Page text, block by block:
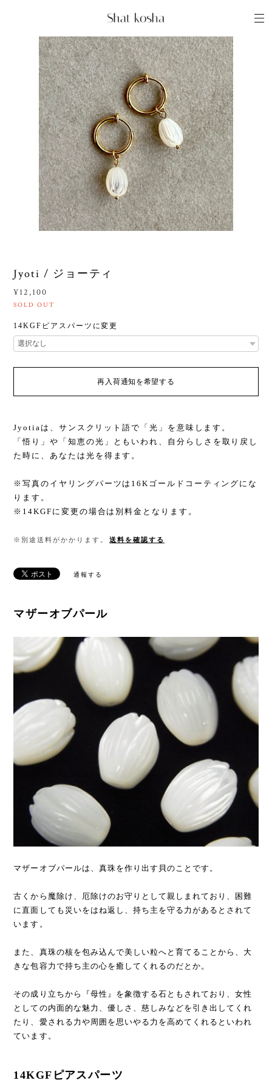
Jyoti / ジョーティ
¥12,100
SOLD OUT
14KGFピアスパーツに変更
再入荷通知を希望する
Jyotiaは、サンスクリット語で「光」を意味します。
「悟り」や「知恵の光」ともいわれ、自分らしさを取り戻し
た時に、あなたは光を得ます。
※写真のイヤリングパーツは16Kゴールドコーティングにな
ります。
※14KGFに変更の場合は別料金となります。
※別途送料がかかります。 送料を確認する
通報する
マザーオブパール
マザーオブパールは、真珠を作り出す貝のことです。
古くから魔除け、厄除けのお守りとして親しまれており、困難
に直面しても災いをはね返し、持ち主を守る力があるとされて
います。
また、真珠の核を包み込んで美しい粒へと育てることから、大
きな包容力で持ち主の心を癒してくれるのだとか。
その成り立ちから『母性』を象徴する石ともされており、女性
としての内面的な魅力、優しさ、慈しみなどを引き出してくれ
たり、愛される力や周囲を思いやる力を高めてくれるといわれ
ています。
14KGFピアスパーツ